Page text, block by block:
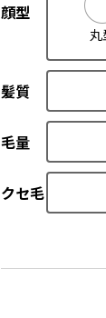
顔型
丸
髪質
毛量
クセ毛